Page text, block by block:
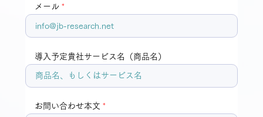
メール
導入予定貴社サービス名（商品名）
お問い合わせ本文